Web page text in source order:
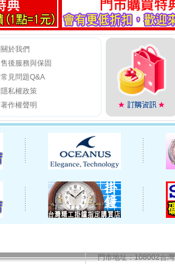
關於我們
售後服務與保固
常見問題Q&A
隱私權政策
著作權聲明
門市地址：108002台